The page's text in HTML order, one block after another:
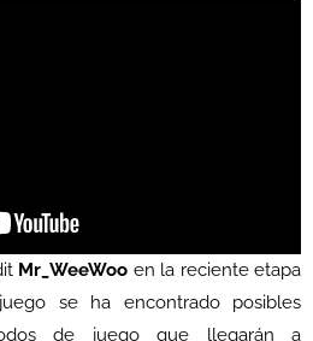
Mr_WeeWoo en la reciente etapa
se ha encontrado posibles
de juego que llegarán a